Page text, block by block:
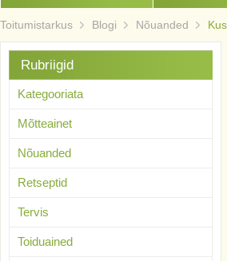
Toitumistarkus Blogi Nõuanded
Rubriigid
Kategooriata
Mõtteainet
Nõuanded
Retseptid
Tervis
Toiduained